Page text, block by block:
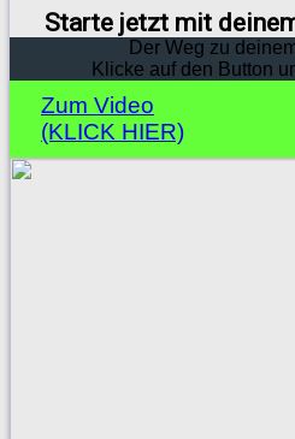
Starte jetzt mit
Der Weg zu
Klicke auf den Button
Zum Video
(KLICK HIER)